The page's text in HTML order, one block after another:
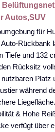
Autos,SUV
für
Rückbank
Tiefe und 132
Rücksitz
Platz
während
Liegefläche.
& Hohe
verfügt über